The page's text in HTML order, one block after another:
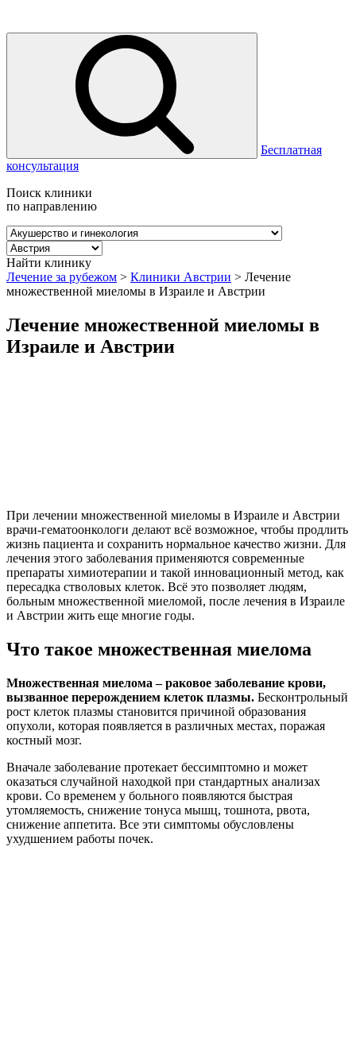
Бесплатная
консультация
Поиск клиники
по направлению
Найти клинику
Лечение за рубежом > Клиники Австрии > Лечение
множественной миеломы в Израиле и Австрии
Лечение множественной миеломы в
Израиле и Австрии
При лечении множественной миеломы в Израиле и Австрии
врачи-гематоонкологи делают всё возможное, чтобы продлить
жизнь пациента и сохранить нормальное качество жизни. Для
лечения этого заболевания применяются современные
препараты химиотерапии и такой инновационный метод, как
пересадка стволовых клеток. Всё это позволяет людям,
больным множественной миеломой, после лечения в Израиле
и Австрии жить еще многие годы.
Что такое множественная миелома
Множественная миелома – раковое заболевание крови,
вызванное перерождением клеток плазмы. Бесконтрольный
рост клеток плазмы становится причиной образования
опухоли, которая появляется в различных местах, поражая
костный мозг.
Вначале заболевание протекает бессимптомно и может
оказаться случайной находкой при стандартных анализах
крови. Со временем у больного появляются быстрая
утомляемость, снижение тонуса мышц, тошнота, рвота,
снижение аппетита. Все эти симптомы обусловлены
ухудшением работы почек.